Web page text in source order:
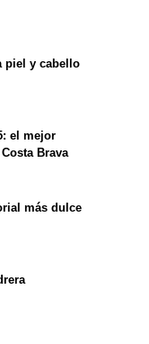
piel y cabello
el mejor
Brava
más dulce